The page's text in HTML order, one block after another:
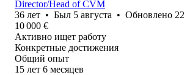
Director/Head of CVM
36 лет • Был 5 августа • Обновлено
10 000 €
Активно ищет работу
Конкретные достижения
Общий опыт
15 лет 6 месяцев